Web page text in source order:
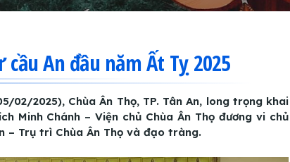
An đầu năm Ất Tỵ 2025
02/2025), Chùa Ân Thọ, TP. Tân An, long trọng khai
Minh Chánh – Viện chủ Chùa Ân Thọ đương vi chủ
– Trụ trì Chùa Ân Thọ và đạo tràng.